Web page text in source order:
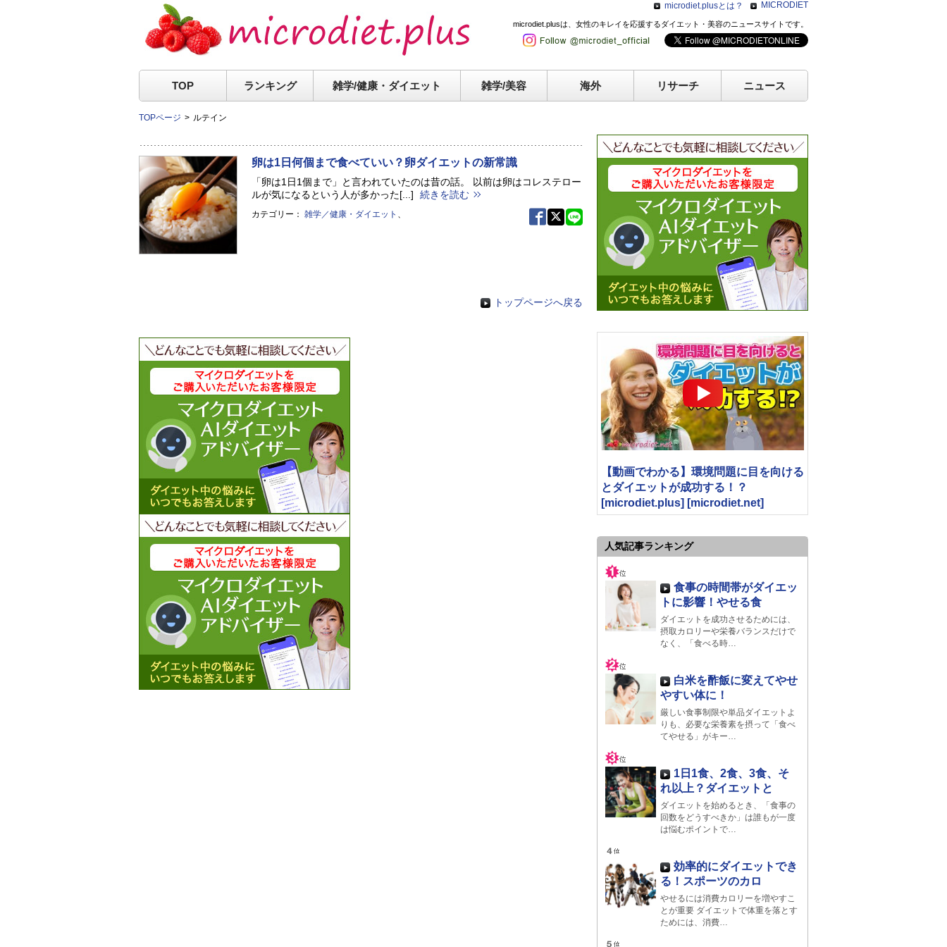
microdiet.plusとは？ MICRODIET
microdiet.plusは、女性のキレイを応援するダイエット・美容のニュースサイトです。
TOP ランキング 雑学/健康・ ダイエット 雑学/美容 海外 リサーチ ニュース
TOPページ ルテイン
卵は1日何個まで食べていい？卵ダイエットの新常識
「卵は1日1個まで」と言われていたのは昔の話。 以前は卵はコレステロー
ルが気になるという人が多かった[...]
続きを読む
カテゴリー：雑学／健康・ダイエット 、
トップページへ戻る
【動画でわかる】環境問題に目を向ける
とダイエットが成功する！？
[microdiet.plus] [microdiet.net]
人気記事ランキング
食事の時間帯がダイエッ
トに影響！やせる食
ダイエットを成功させるためには、
摂取カロリーや栄養バランスだけで
なく、「食べる時…
白米を酢飯に変えてやせ
やすい体に！
厳しい食事制限や単品ダイエットよ
りも、必要な栄養素を摂って「食べ
てやせる」がキー…
1日1食、2食、3食、そ
れ以上？ダイエットと
ダイエットを始めるとき、「食事の
回数をどうすべきか」は誰もが一度
は悩むポイントで…
効率的にダイエットでき
る！スポーツのカロ
やせるには消費カロリーを増やすこ
とが重要 ダイエットで体重を落とす
ためには、消費…